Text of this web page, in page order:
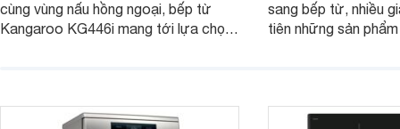
cùng vùng nấu hồng ngoại, bếp từ
Kangaroo KG446i mang tới lựa chọn
nhiều cửa hàng, đại lý.
sang bếp từ, nhiều
tiên những sản
mẫu bếp đáp ứng